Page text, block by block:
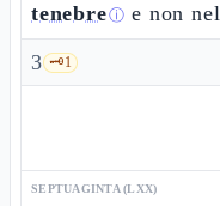
tenebreⓘ e non
3 🗝️1
SEPTUAGINTA (LXX)